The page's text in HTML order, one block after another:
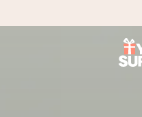
Nous préparons votre
en un éclair – pour que